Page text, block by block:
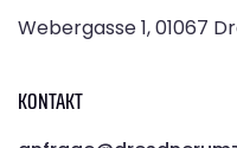
Webergasse 1, 01067
KONTAKT